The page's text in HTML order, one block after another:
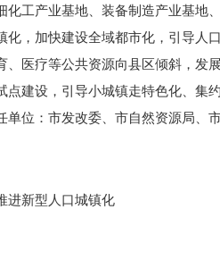
化工产业基地、装备制造产业基地
化，加快建设全域都市化，引导人
、医疗等公共资源向县区倾斜，发
点建设，引导小城镇走特色化、集
单位：市发改委、市自然资源局、
新型人口城镇化